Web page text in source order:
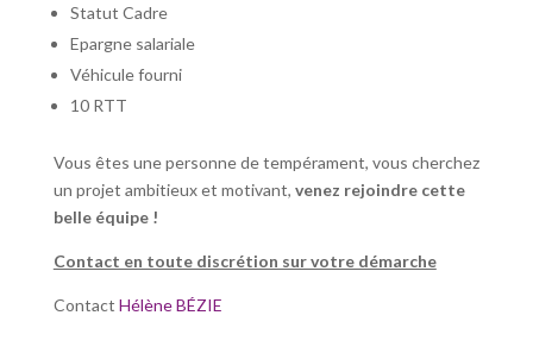
Statut Cadre
Epargne salariale
Véhicule fourni
10 RTT
Vous êtes une personne de tempérament, vous cherchez
un projet ambitieux et motivant, venez rejoindre cette
belle équipe !
Contact en toute discrétion sur votre démarche
Contact Hélène BÉZIE